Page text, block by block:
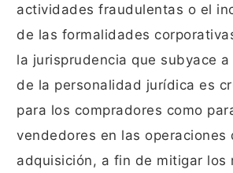
actividades fraudulentas o el
de las formalidades
la jurisprudencia que subyace
de la personalidad jurídica es
para los compradores como
vendedores en las operaciones
adquisición, a fin de mitigar los